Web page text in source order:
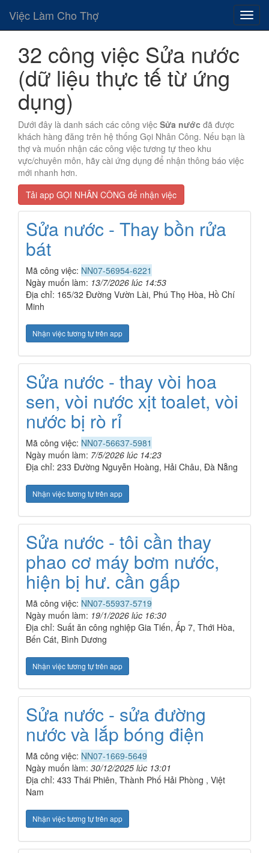
Việc Làm Cho Thợ
32 công việc Sửa nước
(dữ liệu thực tế từ ứng
dụng)
Dưới đây là danh sách các công việc Sửa nước đã được
khách hàng đăng trên hệ thống Gọi Nhân Công. Nếu bạn là
thợ và muốn nhận các công việc tương tự theo khu
vực/chuyên môn, hãy cài ứng dụng để nhận thông báo việc
mới nhanh hơn.
Tải app GỌI NHÂN CÔNG để nhận việc
Sửa nước - Thay bồn rửa
bát
Mã công việc: NN07-56954-6221
Ngày muốn làm: 13/7/2026 lúc 14:53
Địa chỉ: 165/32 Đường Vườn Lài, Phú Thọ Hòa, Hồ Chí
Minh
Nhận việc tương tự trên app
Sửa nước - thay vòi hoa
sen, vòi nước xịt toalet, vòi
nước bị rò rỉ
Mã công việc: NN07-56637-5981
Ngày muốn làm: 7/5/2026 lúc 14:23
Địa chỉ: 233 Đường Nguyễn Hoàng, Hải Châu, Đà Nẵng
Nhận việc tương tự trên app
Sửa nước - tôi cần thay
phao cơ máy bơm nước,
hiện bị hư. cần gấp
Mã công việc: NN07-55937-5719
Ngày muốn làm: 19/1/2026 lúc 16:30
Địa chỉ: Suất ăn công nghiệp Gia Tiến, Ấp 7, Thới Hòa,
Bến Cát, Bình Dương
Nhận việc tương tự trên app
Sửa nước - sửa đường
nước và lắp bóng điện
Mã công việc: NN07-1669-5649
Ngày muốn làm: 30/12/2025 lúc 13:01
Địa chỉ: 433 Thái Phiên, Thành Phố Hải Phòng , Việt
Nam
Nhận việc tương tự trên app